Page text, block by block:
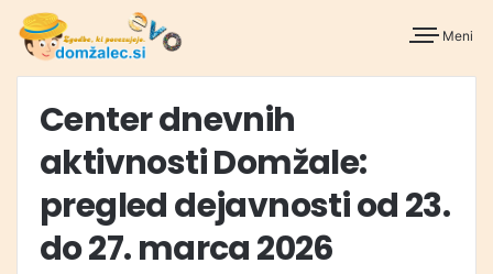
Meni
Center dnevnih
aktivnosti Domžale:
pregled dejavnosti od 23.
do 27. marca 2026